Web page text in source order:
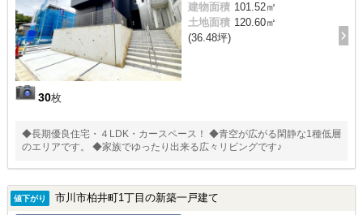
30枚
建物面積 101.52㎡
土地面積 120.60㎡
(36.48坪)
◆長期優良住宅・４LDK・カースペース！ ◆青空が広がる閑静な1種低層
のエリアです。 ◆家族でゆったり出来る広々リビングです♪
値下がり 市川市柏井町1丁目の新築一戸建て